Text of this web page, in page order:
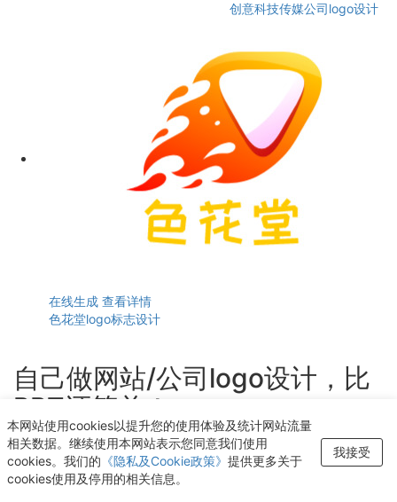
创意科技传媒公司logo设计
在线生成 查看详情
色花堂logo标志设计
自己做网站/公司logo设计，比
PPT还简单！
轻点几下即可获得个性化logo设计
开始生成LOGO
本网站使用cookies以提升您的使用体验及统计网站流量
相关数据。继续使用本网站表示您同意我们使用
cookies。我们的 《隐私及Cookie政策》 提供更多关于
cookies使用及停用的相关信息。
我接受